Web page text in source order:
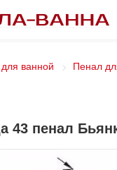
ванной Пенал
43 пенал